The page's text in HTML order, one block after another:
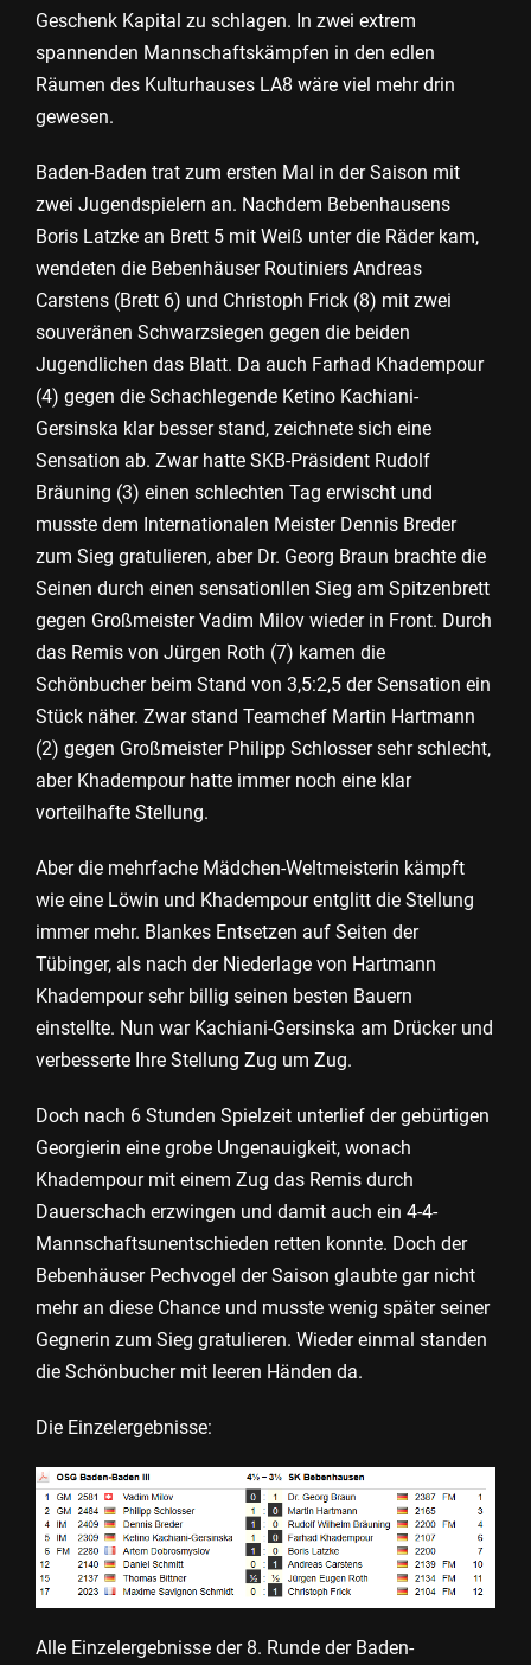
Geschenk Kapital zu schlagen. In zwei extrem
spannenden Mannschaftskämpfen in den edlen
Räumen des Kulturhauses LA8 wäre viel mehr drin
gewesen.
Baden-Baden trat zum ersten Mal in der Saison mit
zwei Jugendspielern an. Nachdem Bebenhausens
Boris Latzke an Brett 5 mit Weiß unter die Räder kam,
wendeten die Bebenhäuser Routiniers Andreas
Carstens (Brett 6) und Christoph Frick (8) mit zwei
souveränen Schwarzsiegen gegen die beiden
Jugendlichen das Blatt. Da auch Farhad Khadempour
(4) gegen die Schachlegende Ketino Kachiani-
Gersinska klar besser stand, zeichnete sich eine
Sensation ab. Zwar hatte SKB-Präsident Rudolf
Bräuning (3) einen schlechten Tag erwischt und
musste dem Internationalen Meister Dennis Breder
zum Sieg gratulieren, aber Dr. Georg Braun brachte die
Seinen durch einen sensationllen Sieg am Spitzenbrett
gegen Großmeister Vadim Milov wieder in Front. Durch
das Remis von Jürgen Roth (7) kamen die
Schönbucher beim Stand von 3,5:2,5 der Sensation ein
Stück näher. Zwar stand Teamchef Martin Hartmann
(2) gegen Großmeister Philipp Schlosser sehr schlecht,
aber Khadempour hatte immer noch eine klar
vorteilhafte Stellung.
Aber die mehrfache Mädchen-Weltmeisterin kämpft
wie eine Löwin und Khadempour entglitt die Stellung
immer mehr. Blankes Entsetzen auf Seiten der
Tübinger, als nach der Niederlage von Hartmann
Khadempour sehr billig seinen besten Bauern
einstellte. Nun war Kachiani-Gersinska am Drücker und
verbesserte Ihre Stellung Zug um Zug.
Doch nach 6 Stunden Spielzeit unterlief der gebürtigen
Georgierin eine grobe Ungenauigkeit, wonach
Khadempour mit einem Zug das Remis durch
Dauerschach erzwingen und damit auch ein 4-4-
Mannschaftsunentschieden retten konnte. Doch der
Bebenhäuser Pechvogel der Saison glaubte gar nicht
mehr an diese Chance und musste wenig später seiner
Gegnerin zum Sieg gratulieren. Wieder einmal standen
die Schönbucher mit leeren Händen da.
Die Einzelergebnisse:
Alle Einzelergebnisse der 8. Runde der Baden-